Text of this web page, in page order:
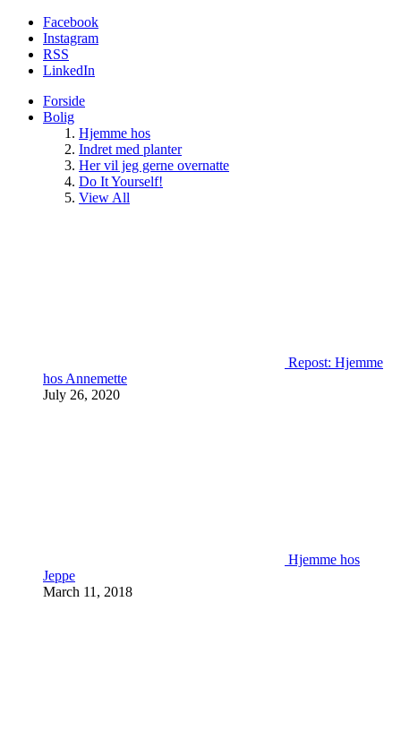
Facebook
Instagram
RSS
LinkedIn
Forside
Bolig
Hjemme hos
Indret med planter
Her vil jeg gerne overnatte
Do It Yourself!
View All
Repost: Hjemme
hos Annemette
July 26, 2020
Hjemme hos
Jeppe
March 11, 2018